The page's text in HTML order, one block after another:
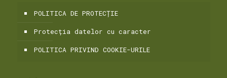
POLITICA DE PROTECȚIE
Protecția datelor cu caracter
POLITICA PRIVIND COOKIE-URILE